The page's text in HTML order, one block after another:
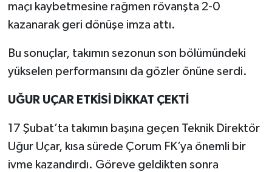
maçı kaybetmesine rağmen rövanşta 2-0
kazanarak geri dönüşe imza attı.
Bu sonuçlar, takımın sezonun son bölümündeki
yükselen performansını da gözler önüne serdi.
UĞUR UÇAR ETKİSİ DİKKAT ÇEKTİ
17 Şubat’ta takımın başına geçen Teknik Direktör
Uğur Uçar, kısa sürede Çorum FK’ya önemli bir
ivme kazandırdı. Göreve geldikten sonra